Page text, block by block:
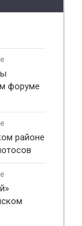
форуме
районе